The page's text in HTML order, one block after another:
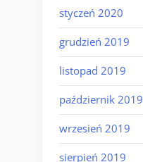
styczeń 2020
grudzień 2019
listopad 2019
październik 2019
wrzesień 2019
sierpień 2019